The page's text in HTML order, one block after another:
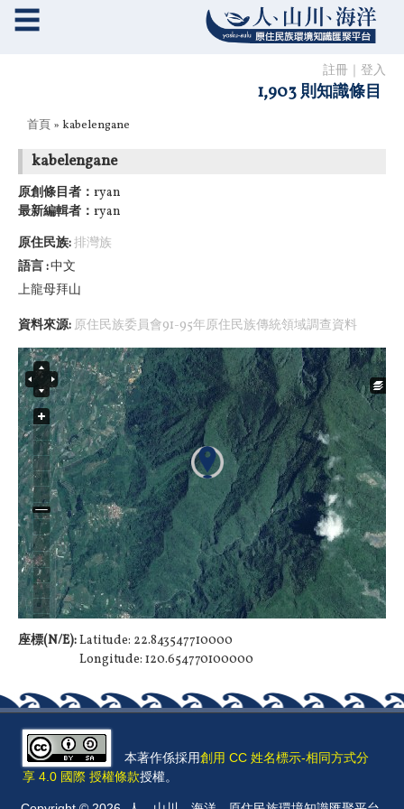
註冊 登入
1,903 則知識條目
☰
您在這裡
首頁 » kabelengane
kabelengane
原創條目者： ryan
最新編輯者： ryan
原住民族:排灣族
語言 中文
上龍母拜山
資料來源: 原住民族委員會91-95年原住民族傳統領域調查資料
座標(N/E):Latitude: 22.843547710000
Longitude: 120.654770100000
本著作係採用創用 CC 姓名標示-相同方式分
享 4.0 國際 授權條款授權。